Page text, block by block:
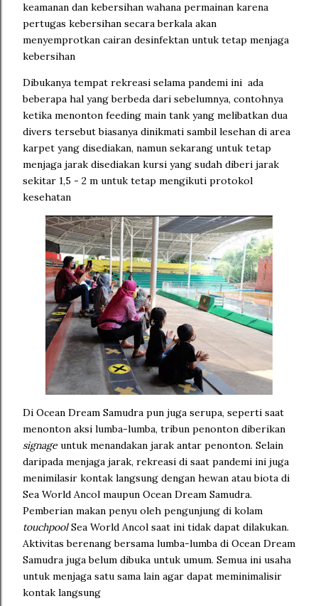
keamanan dan kebersihan wahana permainan karena
pertugas kebersihan secara berkala akan
menyemprotkan cairan desinfektan untuk tetap menjaga
kebersihan
Dibukanya tempat rekreasi selama pandemi ini ada
beberapa hal yang berbeda dari sebelumnya, contohnya
ketika menonton feeding main tank yang melibatkan dua
divers tersebut biasanya dinikmati sambil lesehan di area
karpet yang disediakan, namun sekarang untuk tetap
menjaga jarak disediakan kursi yang sudah diberi jarak
sekitar 1,5 - 2 m untuk tetap mengikuti protokol
kesehatan
Di Ocean Dream Samudra pun juga serupa, seperti saat
menonton aksi lumba-lumba, tribun penonton diberikan
signage untuk menandakan jarak antar penonton. Selain
daripada menjaga jarak, rekreasi di saat pandemi ini juga
menimilasir kontak langsung dengan hewan atau biota di
Sea World Ancol maupun Ocean Dream Samudra.
Pemberian makan penyu oleh pengunjung di kolam
touchpoolSea World Ancol saat ini tidak dapat dilakukan.
Aktivitas berenang bersama lumba-lumba di Ocean Dream
Samudra juga belum dibuka untuk umum. Semua ini usaha
untuk menjaga satu sama lain agar dapat meminimalisir
kontak langsung